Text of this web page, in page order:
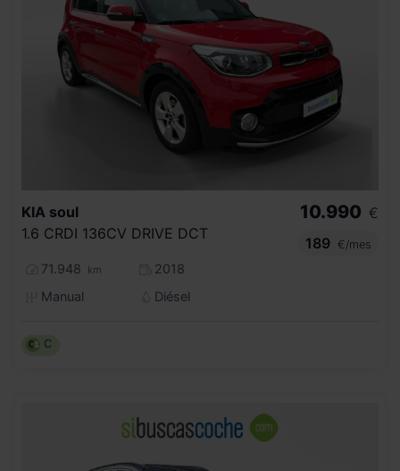
KIA soul
1.6 CRDI 136CV DRIVE DCT
71.948 km
2018
Manual
Diésel
10.990 €
189
€/mes
C